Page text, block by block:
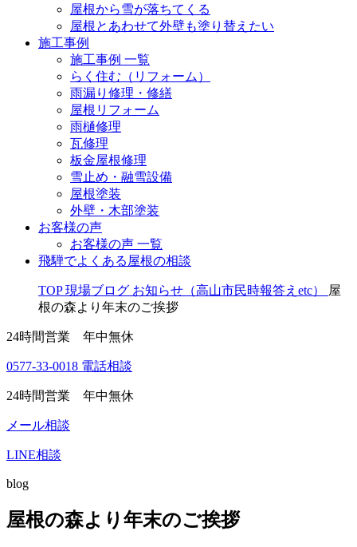
屋根から雪が落ちてくる
屋根とあわせて外壁も塗り替えたい
施工事例
施工事例 一覧
らく住む（リフォーム）
雨漏り修理・修繕
屋根リフォーム
雨樋修理
瓦修理
板金屋根修理
雪止め・融雪設備
屋根塗装
外壁・木部塗装
お客様の声
お客様の声 一覧
飛騨でよくある屋根の相談
TOP 現場ブログ お知らせ（高山市民時報答えetc）
屋
根の森より年末のご挨拶
24時間営業 年中無休
0577-33-0018 電話相談
24時間営業 年中無休
メール相談
LINE相談
blog
屋根の森より年末のご挨拶